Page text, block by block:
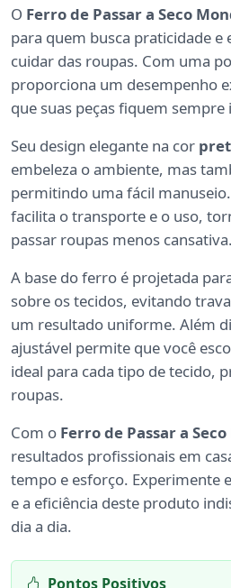
O Ferro de Passar a Seco
para quem busca praticidade e
cuidar das roupas. Com uma
proporciona um desempenho
que suas peças fiquem sempre
Seu design elegante na cor
embeleza o ambiente, mas
permitindo uma fácil
facilita o transporte e o uso,
passar roupas menos cansativa.
A base do ferro é projetada
sobre os tecidos, evitando
um resultado uniforme. Além
ajustável permite que você
ideal para cada tipo de tecido,
roupas.
Com o Ferro de Passar a
resultados profissionais em
tempo e esforço. Experimente
e a eficiência deste produto
dia a dia.
Pontos Positivos